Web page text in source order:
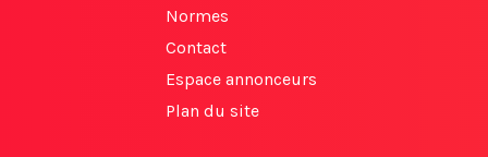
Normes
Contact
Espace annonceurs
Plan du site